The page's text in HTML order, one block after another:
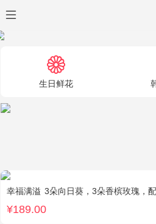
生日鲜花
幸福满溢 3朵向日葵，3朵香槟玫瑰，
¥189.00